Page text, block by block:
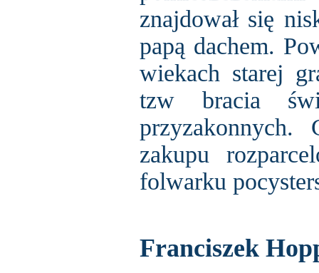
znajdował się
papą dachem.
wiekach starej
tzw bracia
przyzakonnych.
zakupu
folwarku
Franciszek